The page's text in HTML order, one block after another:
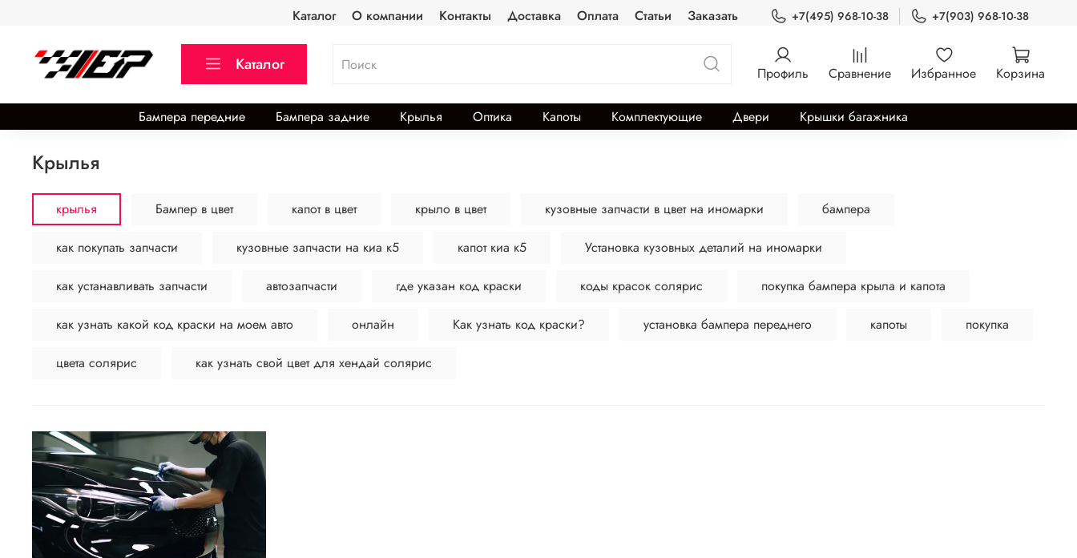
Каталог О компании Контакты Доставка Оплата Статьи Заказать +7(495) 968-10-38 +7(903) 968-10-38
Каталог Профиль Сравнение Избранное Корзина
Бампера передние Бампера задние Крылья Оптика Капоты Комплектующие Двери Крышки багажника
крылья
крылья Бампер в цвет капот в цвет крыло в цвет кузовные запчасти в цвет на иномарки бампера
как покупать запчасти кузовные запчасти на киа к5 капот киа к5 Установка кузовных деталий на иномарки
как устанавливать запчасти автозапчасти где указан код краски коды красок солярис покупка бампера крыла и капота
как узнать какой код краски на моем авто онлайн Как узнать код краски? установка бампера переднего капоты покупка
цвета солярис как узнать свой цвет для хендай солярис